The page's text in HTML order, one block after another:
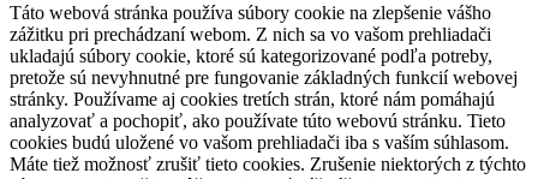
Táto webová stránka používa súbory cookie na zlepšenie vášho
zážitku pri prechádzaní webom. Z nich sa vo vašom prehliadači
ukladajú súbory cookie, ktoré sú kategorizované podľa potreby,
pretože sú nevyhnutné pre fungovanie základných funkcií webovej
stránky. Používame aj cookies tretích strán, ktoré nám pomáhajú
analyzovať a pochopiť, ako používate túto webovú stránku. Tieto
cookies budú uložené vo vašom prehliadači iba s vaším súhlasom.
Máte tiež možnosť zrušiť tieto cookies. Zrušenie niektorých z týchto